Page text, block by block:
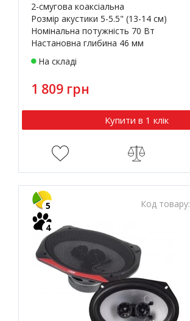
2-смугова коаксіальна
Розмір акустики 5-5.5" (13-14 см)
Номінальна потужність 70 Вт
Настановна глибина 46 мм
На складі
1 809 грн
Купити в 1 клік
Код товару:
5
4